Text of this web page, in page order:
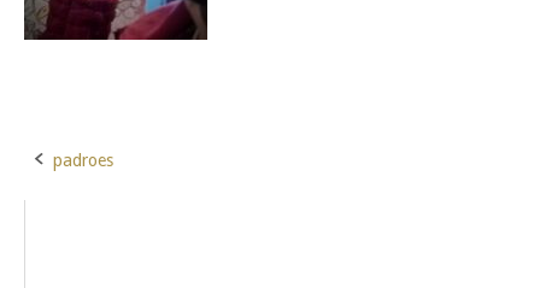
Post
padroes